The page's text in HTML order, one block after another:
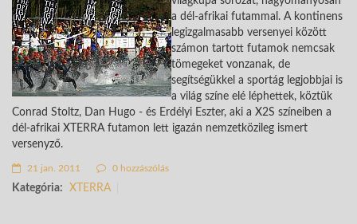
a dél-afrikai futammal. A kontinens
legizgalmasabb versenyei között
számon tartott futamok nemcsak
tömegeket vonzanak, de
segítségükkel a sportág legjobbjai is
a világ színe elé léphettek, köztük
Conrad Stoltz, Dan Hugo - és Erdélyi Eszter, aki a X2S színeiben a
dél-afrikai XTERRA futamon lett igazán nemzetközileg ismert
versenyző.
21 jan. 2011 0 hozzászólás
Kategória: XTERRA